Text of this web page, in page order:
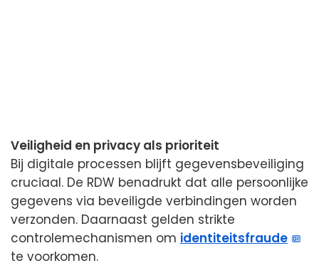
Veiligheid en privacy als prioriteit
Bij digitale processen blijft gegevensbeveiliging
cruciaal. De RDW benadrukt dat alle persoonlijke
gegevens via beveiligde verbindingen worden
verzonden. Daarnaast gelden strikte
controlemechanismen om identiteitsfraude
te voorkomen.